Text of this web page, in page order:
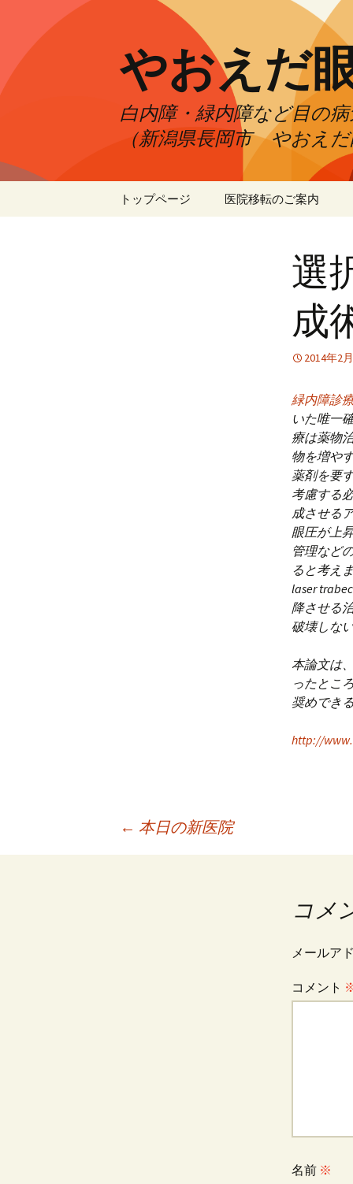
やおえだ
白内障・緑内障など目の
（新潟県長岡市 やおえ
トップページ 医院移転のご案内
選
成
2014年2
緑内障診
いた唯一
療は薬物
物を増や
薬剤を要
考慮する
成させる
眼圧が上
管理など
ると考え
laser
降させる
破壊しな
本論文は
ったとこ
奨めでき
http://
← 本日の新医院
コメ
メールア
コメント
名前 ※